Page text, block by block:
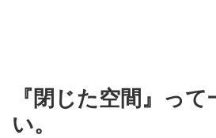
『閉じた空間』っ
い。